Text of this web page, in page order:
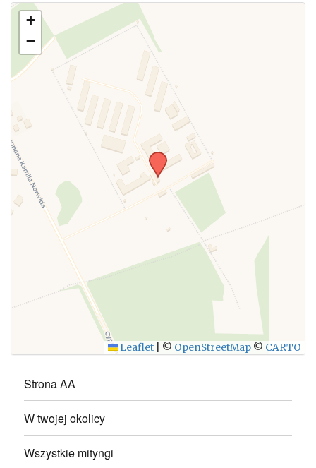
Użyj tego formularza aby przesłać informację o
zmianach w powyższym mityngu.
+
−
Leaflet © OpenStreetMap © CARTO
Strona AA
W twojej okolicy
Wszystkie mityngi